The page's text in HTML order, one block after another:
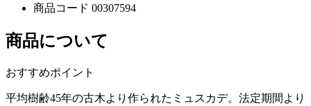
商品コード 00307594
商品について
おすすめポイント
平均樹齢45年の古木より作られたミュスカデ。法定期間より